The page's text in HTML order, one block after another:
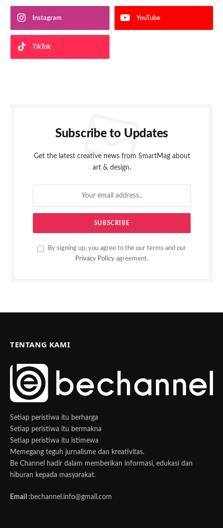
Instagram YouTube
TikTok
Subscribe to Updates
Get the latest creative news from SmartMag about
art & design.
By signing up, you agree to the our terms and our
Privacy Policy agreement.
TENTANG KAMI
Setiap peristiwa itu berharga
Setiap peristiwa itu bermakna
Setiap peristiwa itu istimewa
Memegang teguh jurnalisme dan kreativitas.
Be Channel hadir dalam memberikan informasi, edukasi dan
hiburan kepada masyarakat.
Email : bechannel.info@gmail.com